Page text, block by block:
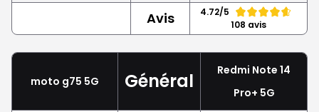
Avis
4.72/5
108 avis
moto g75 5G Général
Redmi Note 14
Pro+ 5G